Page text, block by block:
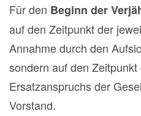
Für den Beginn der
auf den Zeitpunkt der
Annahme durch den
sondern auf den
Ersatzanspruchs der
Vorstand.